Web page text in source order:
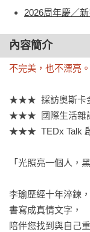
2026周年慶／
內容簡介
不完美，也不漂亮
★★★  採訪奧斯卡
★★★  國際生活雜
★★★  TEDx Talk
「光照亮一個人，
李瑜歷經十年淬鍊
書寫成真情文字，
陪伴您找到與自己